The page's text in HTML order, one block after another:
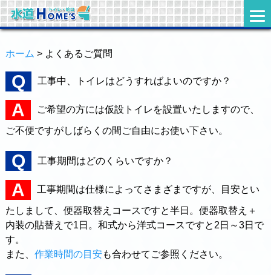
ホーム > よくあるご質問
工事中、トイレはどうすればよいのですか？
ご希望の方には仮設トイレを設置いたしますので、
ご不便ですがしばらくの間ご自由にお使い下さい。
工事期間はどのくらいですか？
工事期間は仕様によってさまざまですが、目安とい
たしまして、便器取替えコースですと半日。便器取替え＋
内装の貼替えで1日。和式から洋式コースですと2日～3日で
す。
また、作業時間の目安も合わせてご参照ください。